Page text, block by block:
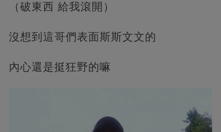
（破東西 給我滾開）
沒想到這哥們表面斯斯文文的
內心還是挺狂野的嘛